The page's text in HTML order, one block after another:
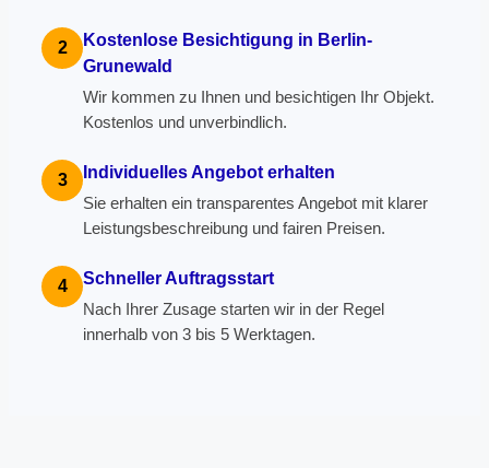
2
Kostenlose Besichtigung in Berlin-
Grunewald
Wir kommen zu Ihnen und besichtigen Ihr Objekt.
Kostenlos und unverbindlich.
3 Individuelles Angebot erhalten
Sie erhalten ein transparentes Angebot mit klarer
Leistungsbeschreibung und fairen Preisen.
4 Schneller Auftragsstart
Nach Ihrer Zusage starten wir in der Regel
innerhalb von 3 bis 5 Werktagen.